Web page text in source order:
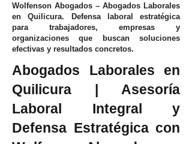
Wolfenson Abogados – Abogados Laborales
en Quilicura. Defensa laboral estratégica
para trabajadores, empresas y
organizaciones que buscan soluciones
efectivas y resultados concretos.
Abogados Laborales en
Quilicura | Asesoría
Laboral Integral y
Defensa Estratégica con